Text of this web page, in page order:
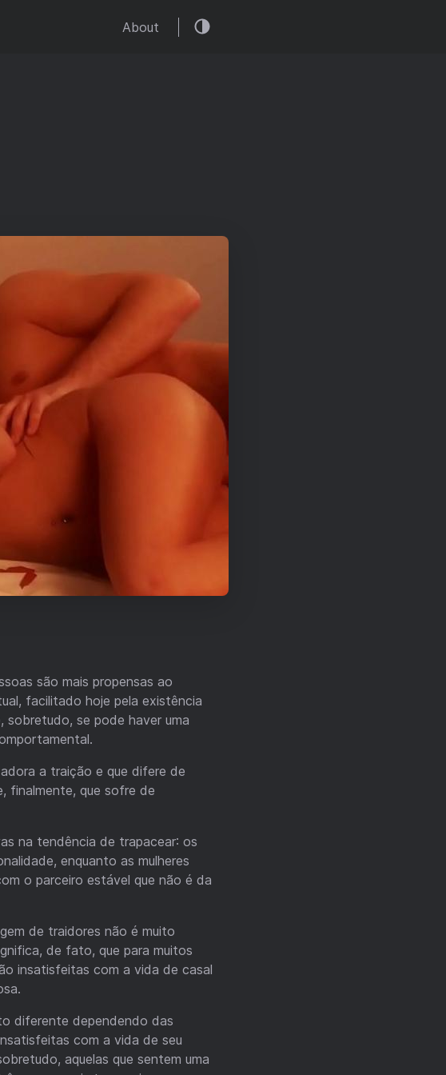
About
são mais propensas ao
facilitado hoje pela existência
sobretudo, se pode haver uma
a traição e que difere de
finalmente, que sofre de
na tendência de trapacear: os
enquanto as mulheres
o parceiro estável que não é da
de traidores não é muito
de fato, que para muitos
insatisfeitas com a vida de casal
diferente dependendo das
com a vida de seu
aquelas que sentem uma